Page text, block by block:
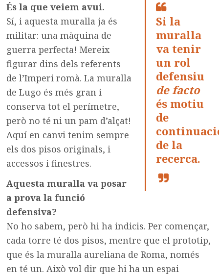
Si la
muralla
va tenir
un rol
defensiu
de facto
és motiu
de
de la
recerca.
És la que veiem avui.
Sí, i aquesta muralla ja és
militar: una màquina de
guerra perfecta! Mereix
figurar dins dels referents
de l’Imperi romà. La muralla
de Lugo és més gran i
conserva tot el perímetre,
però no té ni un pam d’alçat!
Aquí en canvi tenim sempre
els dos pisos originals, i
accessos i finestres.
Aquesta muralla va posar
a prova la funció
defensiva?
No ho sabem, però hi ha indicis. Per començar,
cada torre té dos pisos, mentre que el prototip,
que és la muralla aureliana de Roma, només
en té un. Això vol dir que hi ha un espai